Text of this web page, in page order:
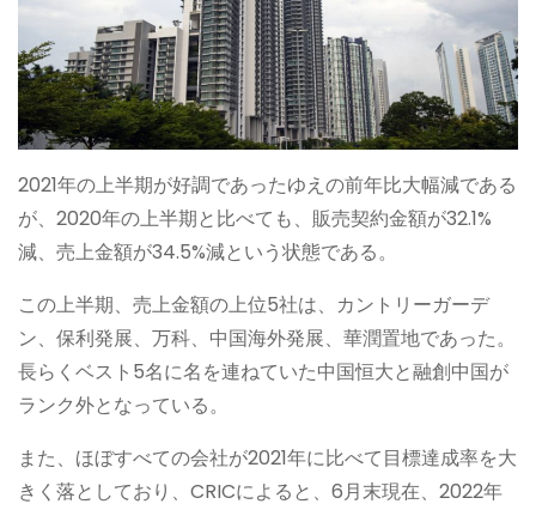
2021年の上半期が好調であったゆえの前年比大幅減である
が、2020年の上半期と比べても、販売契約金額が32.1%
減、売上金額が34.5%減という状態である。
この上半期、売上金額の上位5社は、カントリーガーデ
ン、保利発展、万科、中国海外発展、華潤置地であった。
長らくベスト5名に名を連ねていた中国恒大と融創中国が
ランク外となっている。
また、ほぼすべての会社が2021年に比べて目標達成率を大
きく落としており、CRICによると、6月末現在、2022年